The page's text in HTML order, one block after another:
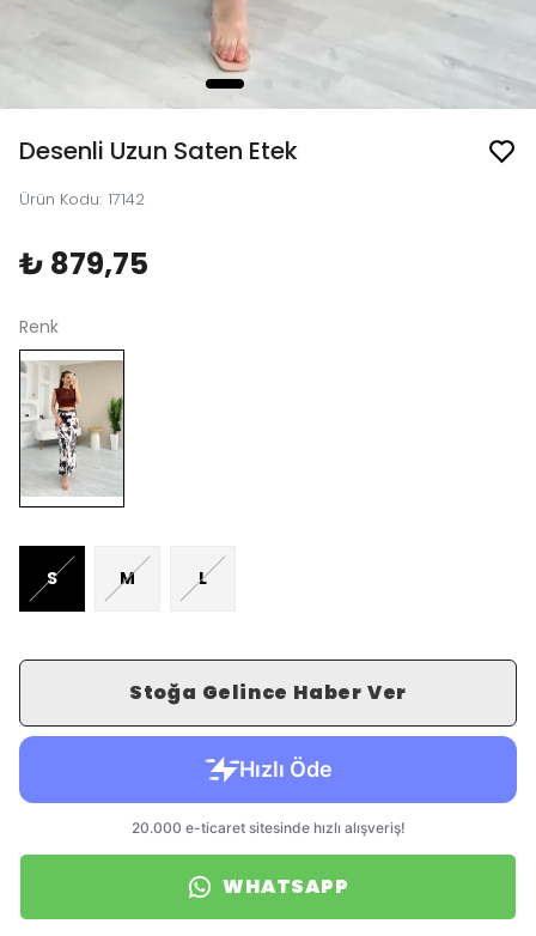
Desenli Uzun Saten Etek
Ürün Kodu: 17142
₺ 879,75
Renk
S M L
Stoğa Gelince Haber Ver
WHATSAPP